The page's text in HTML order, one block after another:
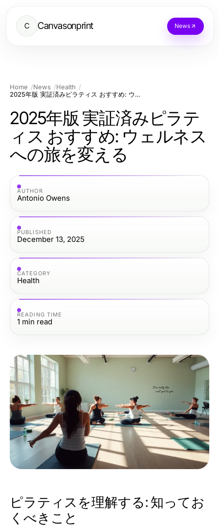
C Canvasonprint News
Home News
Health
2025年版 実証済みピラティス おすすめ: ウェルネスへの旅を変える
2025年版 実証済みピラテ
ィス おすすめ: ウェルネス
への旅を変える
AUTHOR
Antonio Owens
PUBLISHED
December 13, 2025
CATEGORY
Health
READING TIME
1 min read
ピラティスを理解する: 知ってお
くべきこと